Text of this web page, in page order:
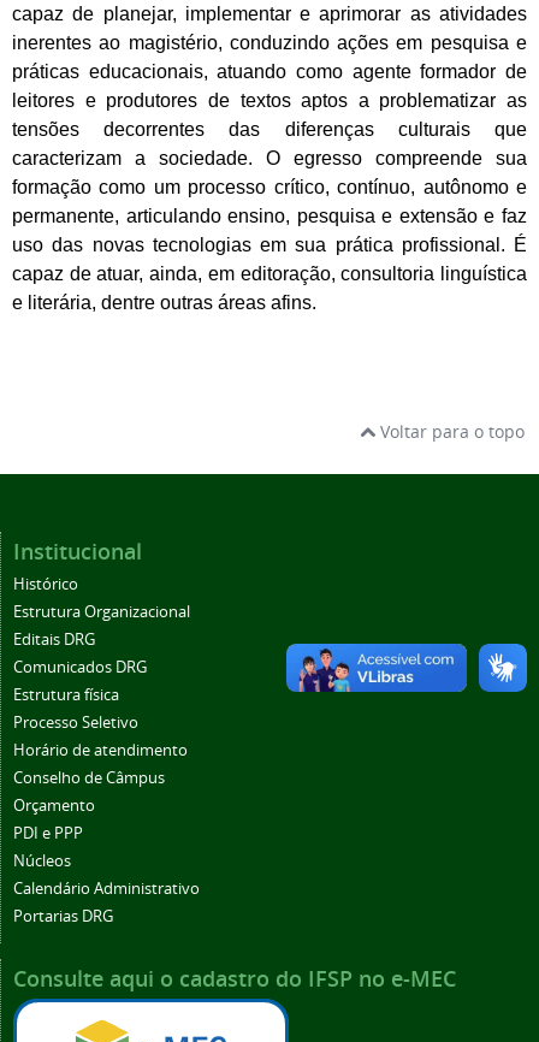
capaz de planejar, implementar e aprimorar as atividades
inerentes ao magistério, conduzindo ações em pesquisa e
práticas educacionais, atuando como agente formador de
leitores e produtores de textos aptos a problematizar as
tensões decorrentes das diferenças culturais que
caracterizam a sociedade. O egresso compreende sua
formação como um processo crítico, contínuo, autônomo e
permanente, articulando ensino, pesquisa e extensão e faz
uso das novas tecnologias em sua prática profissional. É
capaz de atuar, ainda, em editoração, consultoria linguística
e literária, dentre outras áreas afins.
Voltar para o topo
Institucional
Histórico
Estrutura Organizacional
Editais DRG
Comunicados DRG
Estrutura física
Processo Seletivo
Horário de atendimento
Conselho de Câmpus
Orçamento
PDI e PPP
Núcleos
Calendário Administrativo
Portarias DRG
Consulte aqui o cadastro do IFSP no e-MEC